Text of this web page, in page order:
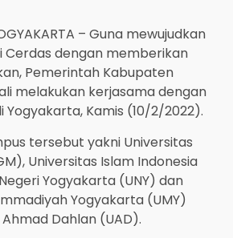
– Guna mewujudkan
dengan memberikan
Pemerintah Kabupaten
melakukan kerjasama dengan
Yogyakarta, Kamis (10/2/2022).
tersebut yakni Universitas
Universitas Islam Indonesia
Yogyakarta (UNY) dan
Yogyakarta (UMY)
Dahlan (UAD).